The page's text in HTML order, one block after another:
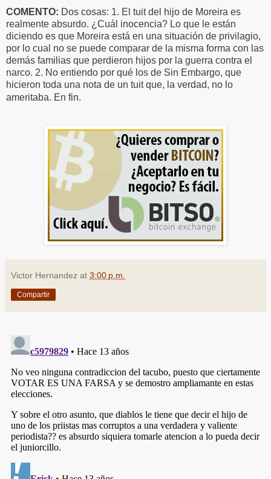
COMENTO: Dos cosas: 1. El tuit del hijo de Moreira es
realmente absurdo. ¿Cuál inocencia? Lo que le están
diciendo es que Moreira está en una situación de privilagio,
por lo cual no se puede comparar de la misma forma con las
demás familias que perdieron hijos por la guerra contra el
narco. 2. No entiendo por qué los de Sin Embargo, que
hicieron toda una nota de un tuit que, la verdad, no lo
ameritaba. En fin.
Victor Hernandez at 3:00 p.m.
Compartir